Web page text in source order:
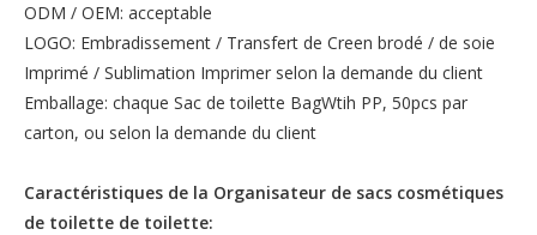
ODM / OEM: acceptable
LOGO: Embradissement / Transfert de Creen brodé / de soie
Imprimé / Sublimation Imprimer selon la demande du client
Emballage: chaque Sac de toilette BagWtih PP, 50pcs par
carton, ou selon la demande du client
Caractéristiques de la Organisateur de sacs cosmétiques
de toilette de toilette: